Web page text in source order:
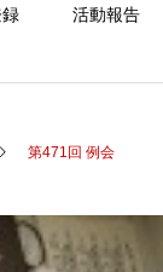
活動報告
第471回 例会